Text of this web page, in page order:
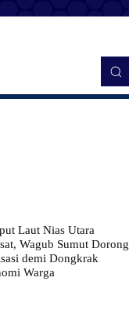
Laut Nias Utara
Wagub Sumut Dorong
demi Dongkrak
Warga